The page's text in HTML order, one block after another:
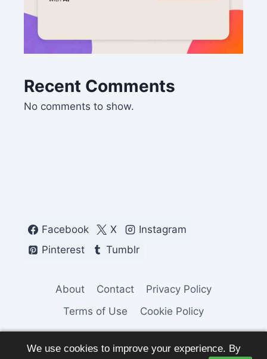
We use cookies to improve your experience. By
Recent Comments
No comments to show.
Facebook X
Instagram
Pinterest
Tumblr
About Contact
Privacy Policy
Terms of Use
Cookie Policy